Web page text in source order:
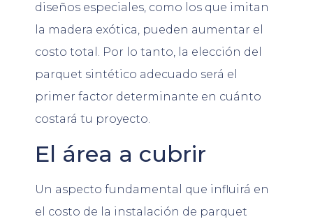
diseños especiales, como los que imitan
la madera exótica, pueden aumentar el
costo total. Por lo tanto, la elección del
parquet sintético adecuado será el
primer factor determinante en cuánto
costará tu proyecto.
El área a cubrir
Un aspecto fundamental que influirá en
el costo de la instalación de parquet